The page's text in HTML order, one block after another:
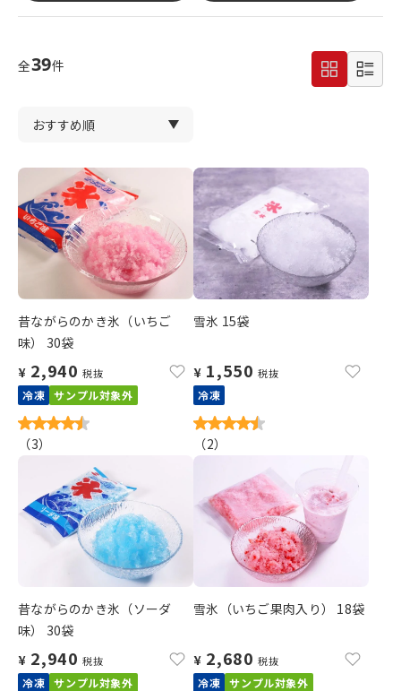
全39件
昔ながらのかき氷（いちご
味） 30袋
¥ 2,940 税抜
冷凍 サンプル対象外
（3）
雪氷 15袋
¥ 1,550 税抜
冷凍
（2）
昔ながらのかき氷（ソーダ
味） 30袋
¥ 2,940 税抜
冷凍 サンプル対象外
雪氷（いちご果肉入り） 18袋
¥ 2,680 税抜
冷凍 サンプル対象外